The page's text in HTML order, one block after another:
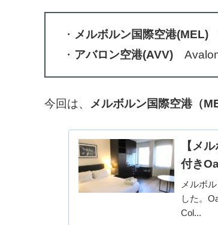
・ メルボルン国際空港(MEL)
・ アバロン空港(AVV)
今回は、 メルボルン国際空港（
【メ
付き
メルボ
した。
Col...